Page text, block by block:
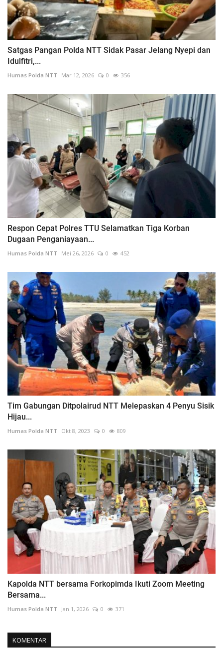
Satgas Pangan Polda NTT Sidak Pasar Jelang Nyepi dan
Idulfitri,...
Humas Polda NTT Mar 12, 2026 0 356
Respon Cepat Polres TTU Selamatkan Tiga Korban
Dugaan Penganiayaan...
Humas Polda NTT Mei 26, 2026 0 452
Tim Gabungan Ditpolairud NTT Melepaskan 4 Penyu Sisik
Hijau...
Humas Polda NTT Okt 8, 2023 0 809
Kapolda NTT bersama Forkopimda Ikuti Zoom Meeting
Bersama...
Humas Polda NTT Jan 1, 2026 0 371
KOMENTAR